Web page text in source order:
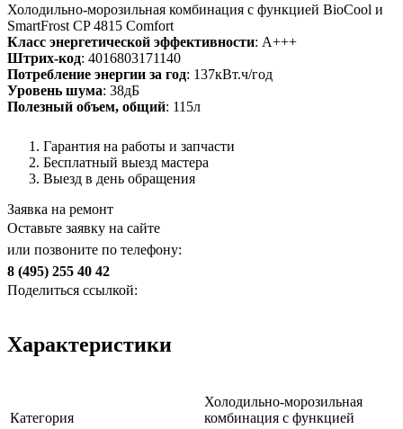
Холодильно-морозильная комбинация с функцией BioCool и
SmartFrost CP 4815 Comfort
Класс энергетической эффективности: A+++
Штрих-код: 4016803171140
Потребление энергии за год: 137кВт.ч/год
Уровень шума: 38дБ
Полезный объем, общий: 115л
Гарантия на работы и запчасти
Бесплатный выезд мастера
Выезд в день обращения
Заявка на ремонт
Оставьте заявку на сайте
или позвоните по телефону:
8 (495) 255 40 42
Поделиться ссылкой:
Характеристики
Категория
Холодильно-морозильная
комбинация с функцией